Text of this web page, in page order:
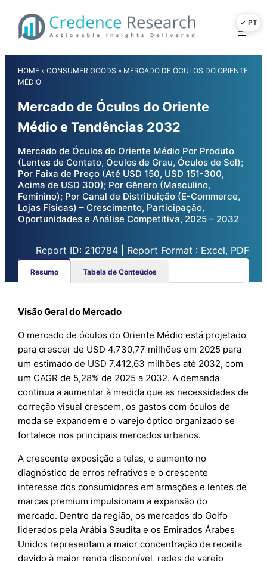
content
HOME »CONSUMER GOODS » MERCADO DE ÓCULOS DO ORIENTE
MÉDIO
Mercado de Óculos do Oriente
Médio e Tendências 2032
Mercado de Óculos do Oriente Médio Por Produto
(Lentes de Contato, Óculos de Grau, Óculos de Sol);
Por Faixa de Preço (Até USD 150, USD 151-300,
Acima de USD 300); Por Gênero (Masculino,
Feminino); Por Canal de Distribuição (E-Commerce,
Lojas Físicas) – Crescimento, Participação,
Oportunidades e Análise Competitiva, 2025 – 2032
Report ID: 210784 | Report Format : Excel, PDF
Resumo Tabela de Conteúdos
Visão Geral do Mercado
O mercado de óculos do Oriente Médio está projetado
para crescer de USD 4.730,77 milhões em 2025 para
um estimado de USD 7.412,63 milhões até 2032, com
um CAGR de 5,28% de 2025 a 2032. A demanda
continua a aumentar à medida que as necessidades de
correção visual crescem, os gastos com óculos de
moda se expandem e o varejo óptico organizado se
fortalece nos principais mercados urbanos.
A crescente exposição a telas, o aumento no
diagnóstico de erros refrativos e o crescente
interesse dos consumidores em armações e lentes de
marcas premium impulsionam a expansão do
mercado. Dentro da região, os mercados do Golfo
liderados pela Arábia Saudita e os Emirados Árabes
Unidos representam a maior concentração de receita
devido à maior renda disponível, redes de varejo